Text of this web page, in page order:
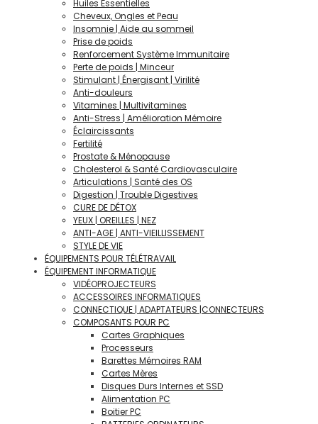
Huiles Éssentielles
Cheveux, Ongles et Peau
Insomnie | Aide au sommeil
Prise de poids
Renforcement Système Immunitaire
Perte de poids | Minceur
Stimulant | Énergisant | Virilité
Anti-douleurs
Vitamines | Multivitamines
Anti-Stress | Amélioration Mémoire
Éclaircissants
Fertilité
Prostate & Ménopause
Cholesterol & Santé Cardiovasculaire
Articulations | Santé des OS
Digestion | Trouble Digestives
CURE DE DÉTOX
YEUX | OREILLES | NEZ
ANTI-AGE | ANTI-VIEILLISSEMENT
STYLE DE VIE
ÉQUIPEMENTS POUR TÉLÉTRAVAIL
ÉQUIPEMENT INFORMATIQUE
VIDÉOPROJECTEURS
ACCESSOIRES INFORMATIQUES
CONNECTIQUE | ADAPTATEURS |CONNECTEURS
COMPOSANTS POUR PC
Cartes Graphiques
Processeurs
Barettes Mémoires RAM
Cartes Mères
Disques Durs Internes et SSD
Alimentation PC
Boitier PC